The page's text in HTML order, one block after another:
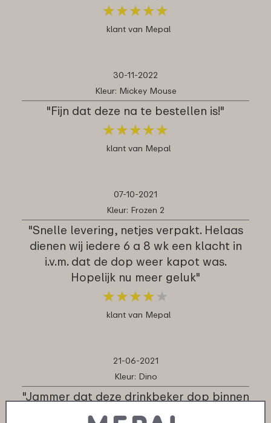
★★★★★
★★★★★
klant van Mepal
30-11-2022
Kleur: Mickey Mouse
"Fijn dat deze na te bestellen is!"
★★★★★
★★★★★
klant van Mepal
07-10-2021
Kleur: Frozen 2
"Snelle levering, netjes verpakt. Helaas
dienen wij iedere 6 a 8 wk een klacht in
i.v.m. dat de dop weer kapot was.
Hopelijk nu meer geluk"
★★★★ ★
★★★★ ★
klant van Mepal
21-06-2021
Kleur: Dino
"Jammer dat deze drinkbeker dop binnen
een een half jaar stuk is gegaan.